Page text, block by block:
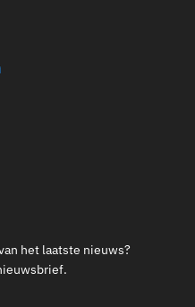
het laatste nieuws?